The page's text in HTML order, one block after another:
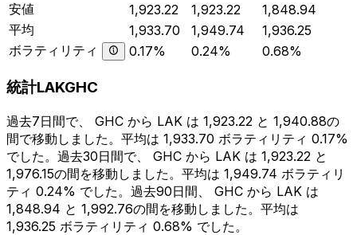
安値
1,923.22 1,923.22
1,848.94
平均
1,933.70 1,949.74
1,936.25
ボラティリティ
0.17% 0.24% 0.68%
統計LAKGHC
過去7日間で、 GHC から LAK は 1,923.22 と 1,940.88の
間で移動しました。平均は 1,933.70 ボラティリティ 0.17%
でした。過去30日間で、 GHC から LAK は 1,923.22 と
1,976.15の間を移動しました。平均は 1,949.74 ボラティリ
ティ 0.24% でした。過去90日間、 GHC から LAK は
1,848.94 と 1,992.76の間を移動しました。平均は
1,936.25 ボラティリティ 0.68% でした。